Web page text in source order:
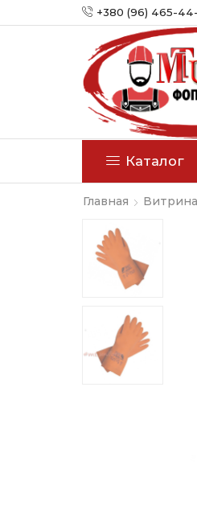
+380 (96) 465-
Каталог
Главная Витрина